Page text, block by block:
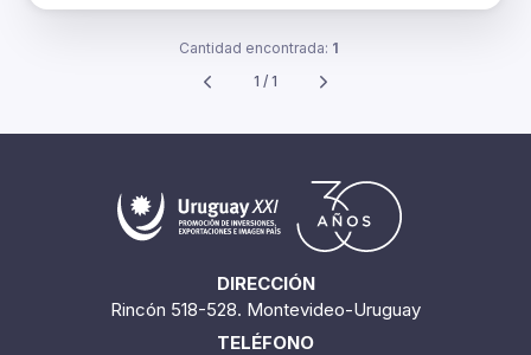
Cantidad encontrada: 1
1 / 1
DIRECCIÓN
Rincón 518-528. Montevideo-Uruguay
TELÉFONO